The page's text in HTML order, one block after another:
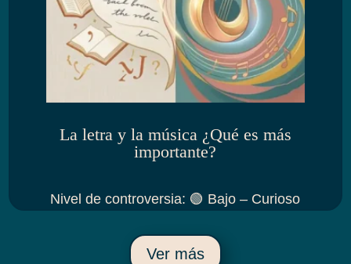
La letra y la música ¿Qué es más
importante?
Nivel de controversia: 🟢 Bajo – Curioso
Ver más